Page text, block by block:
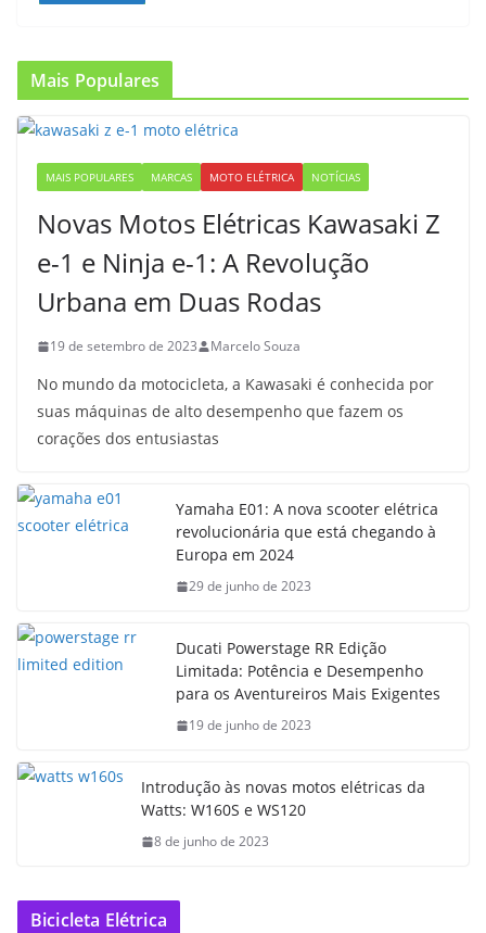
Mais Populares
MAIS POPULARES MARCAS MOTO ELÉTRICA NOTÍCIAS
Novas Motos Elétricas Kawasaki Z
e-1 e Ninja e-1: A Revolução
Urbana em Duas Rodas
19 de setembro de 2023 Marcelo Souza
No mundo da motocicleta, a Kawasaki é conhecida por
suas máquinas de alto desempenho que fazem os
corações dos entusiastas
Yamaha E01: A nova scooter elétrica
revolucionária que está chegando à
Europa em 2024
29 de junho de 2023
Ducati Powerstage RR Edição
Limitada: Potência e Desempenho
para os Aventureiros Mais Exigentes
19 de junho de 2023
Introdução às novas motos elétricas da
Watts: W160S e WS120
8 de junho de 2023
Bicicleta Elétrica